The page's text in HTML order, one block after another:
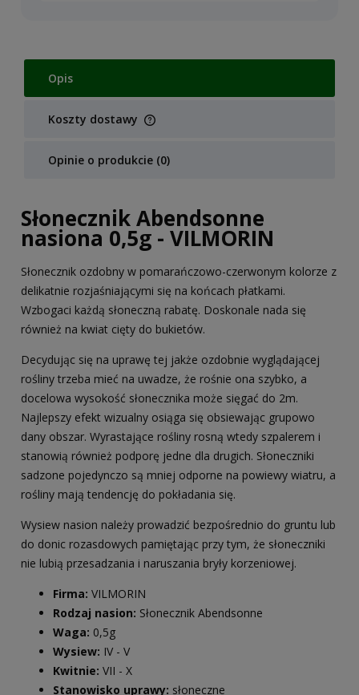
Opis
Koszty dostawy
Cena nie zawiera ewentualnych kosztów płatności
Opinie o produkcie (0)
Słonecznik Abendsonne
nasiona 0,5g - VILMORIN
Słonecznik ozdobny w pomarańczowo-czerwonym kolorze z
delikatnie rozjaśniającymi się na końcach płatkami.
Wzbogaci każdą słoneczną rabatę. Doskonale nada się
również na kwiat cięty do bukietów.
Decydując się na uprawę tej jakże ozdobnie wyglądającej
rośliny trzeba mieć na uwadze, że rośnie ona szybko, a
docelowa wysokość słonecznika może sięgać do 2m.
Najlepszy efekt wizualny osiąga się obsiewając grupowo
dany obszar. Wyrastające rośliny rosną wtedy szpalerem i
stanowią również podporę jedne dla drugich. Słoneczniki
sadzone pojedynczo są mniej odporne na powiewy wiatru, a
rośliny mają tendencję do pokładania się.
Wysiew nasion należy prowadzić bezpośrednio do gruntu lub
do donic rozasdowych pamiętając przy tym, że słoneczniki
nie lubią przesadzania i naruszania bryły korzeniowej.
Firma: VILMORIN
Rodzaj nasion: Słonecznik Abendsonne
Waga: 0,5g
Wysiew: IV - V
Kwitnie: VII - X
Stanowisko uprawy: słoneczne